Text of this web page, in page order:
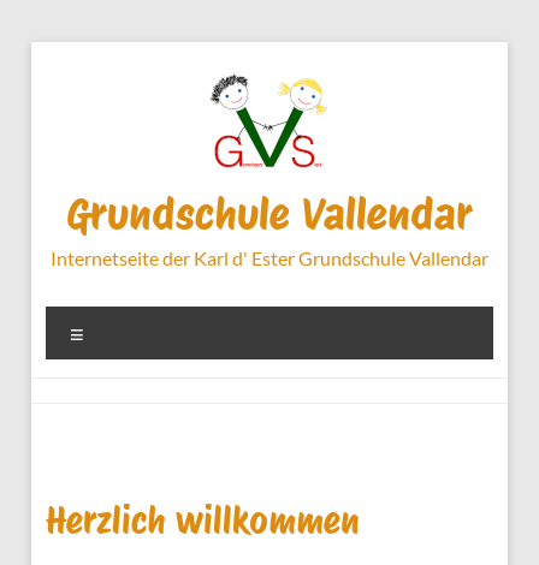
Grundschule Vallendar
Internetseite der Karl d' Ester Grundschule Vallendar
Herzlich willkommen